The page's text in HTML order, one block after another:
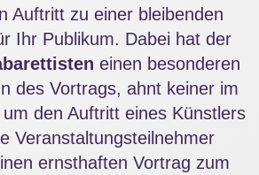
Auftritt zu einer bleibenden
Ihr Publikum. Dabei hat der
einen besonderen
des Vortrags, ahnt keiner im
den Auftritt eines Künstlers
Veranstaltungsteilnehmer
ernsthaften Vortrag zum